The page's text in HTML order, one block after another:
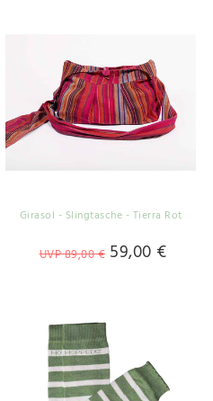
Girasol - Slingtasche - Tierra Rot
UVP 89,00 € 59,00 €